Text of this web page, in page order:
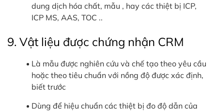
dung dịch hóa chất, mẫu , hay các thiệt bị ICP,
ICP MS, AAS, TOC ..
9. Vật liệu được chứng nhận CRM
Là mẫu được nghiên cứu và chế tạo theo yêu cầu
hoặc theo tiêu chuẩn với nồng độ được xác định,
biết trước
Dùng để hiệu chuẩn các thiệt bị đo độ dẫn của